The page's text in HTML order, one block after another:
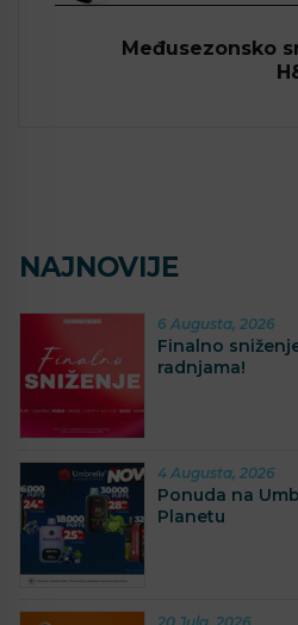
Međusezonsko
NAJNOVIJE
6 Augusta, 2026
Finalno
radnjama!
4 Augusta, 2026
Ponuda na
Planetu